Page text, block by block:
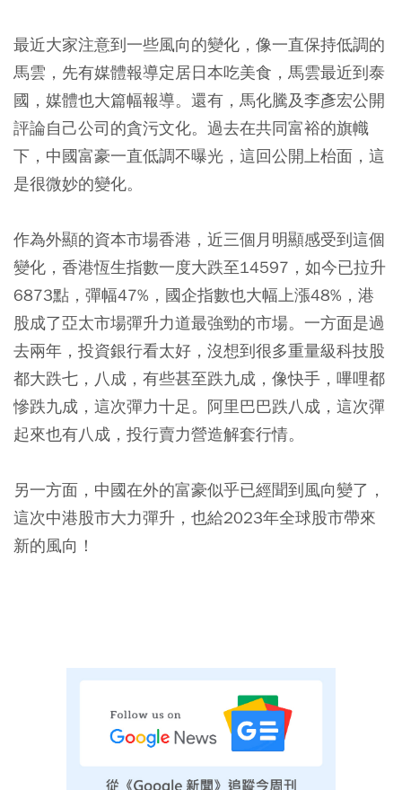
最近大家注意到一些風向的變化，像一直保持低調的
馬雲，先有媒體報導定居日本吃美食，馬雲最近到泰
國，媒體也大篇幅報導。還有，馬化騰及李彥宏公開
評論自己公司的貪污文化。過去在共同富裕的旗幟
下，中國富豪一直低調不曝光，這回公開上枱面，這
是很微妙的變化。
作為外顯的資本市場香港，近三個月明顯感受到這個
變化，香港恆生指數一度大跌至14597，如今已拉升
6873點，彈幅47%，國企指數也大幅上漲48%，港
股成了亞太市場彈升力道最強勁的市場。一方面是過
去兩年，投資銀行看太好，沒想到很多重量級科技股
都大跌七，八成，有些甚至跌九成，像快手，嗶哩都
慘跌九成，這次彈力十足。阿里巴巴跌八成，這次彈
起來也有八成，投行賣力營造解套行情。
另一方面，中國在外的富豪似乎已經聞到風向變了，
這次中港股市大力彈升，也給2023年全球股市帶來
新的風向！